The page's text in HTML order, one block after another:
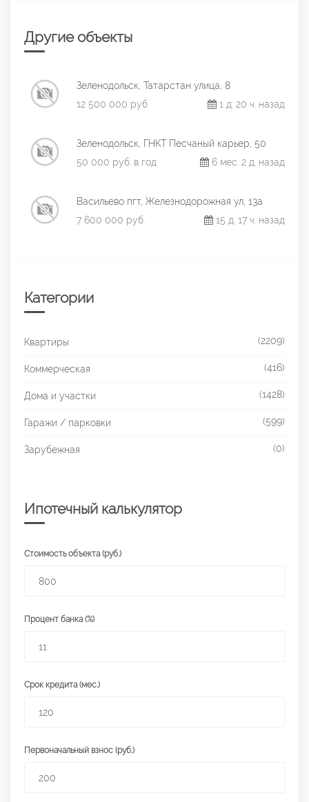
Другие объекты
Зеленодольск, Татарстан улица, 8
12 500 000 руб.
1 д. 20 ч. назад
Зеленодольск, ГНКТ Песчаный карьер, 50
50 000 руб. в год
6 мес. 2 д. назад
Васильево пгт, Железнодорожная ул, 13а
7 600 000 руб.
15 д. 17 ч. назад
Категории
Квартиры (2209)
Коммерческая (416)
Дома и участки (1428)
Гаражи / парковки (599)
Зарубежная (0)
Ипотечный калькулятор
Стоимость объекта (руб.)
Процент банка (%)
Срок кредита (мес.)
Первоначальный взнос (руб.)